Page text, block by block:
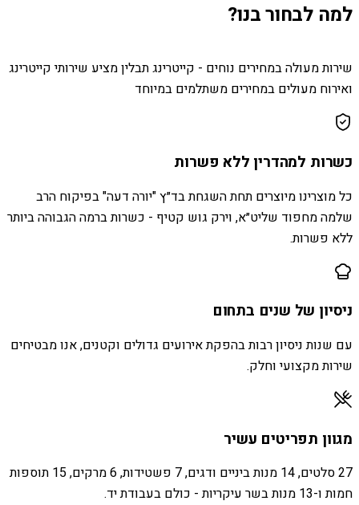
למה לבחור בנו?
שירות מעולה במחירים נוחים - קייטרינג תבלין מציע שירותי קייטרינג
ואירוח מעולים במחירים משתלמים במיוחד
כשרות למהדרין ללא פשרות
כל מוצרינו מיוצרים תחת השגחת בד״ץ "יורה דעה" בפיקוח הרב
שלמה מחפוד שליט״א, וירק גוש קטיף - כשרות ברמה הגבוהה ביותר
ללא פשרות.
ניסיון של שנים בתחום
עם שנות ניסיון רבות בהפקת אירועים גדולים וקטנים, אנו מבטיחים
שירות מקצועי וחלק.
מגוון תפריטים עשיר
27 סלטים, 14 מנות ביניים ודגים, 7 פשטידות, 6 מרקים, 15 תוספות
חמות ו-13 מנות בשר עיקריות - כולם בעבודת יד.